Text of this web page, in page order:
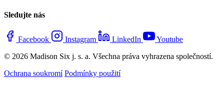
Sledujte nás
Facebook Instagram LinkedIn
Youtube
© 2026 Madison Six j. s. a. Všechna práva vyhrazena společností.
Ochrana soukromí Podmínky použití